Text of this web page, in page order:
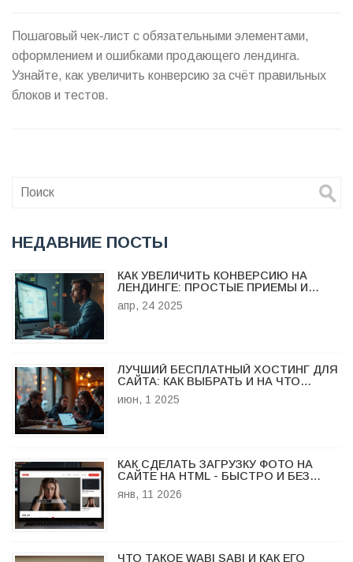
Пошаговый чек‑лист с обязательными элементами,
оформлением и ошибками продающего лендинга.
Узнайте, как увеличить конверсию за счёт правильных
блоков и тестов.
НЕДАВНИЕ ПОСТЫ
КАК УВЕЛИЧИТЬ КОНВЕРСИЮ НА
ЛЕНДИНГЕ: ПРОСТЫЕ ПРИЕМЫ И
БЫСТРЫЕ РЕЗУЛЬТАТЫ
апр, 24 2025
ЛУЧШИЙ БЕСПЛАТНЫЙ ХОСТИНГ ДЛЯ
САЙТА: КАК ВЫБРАТЬ И НА ЧТО
СМОТРЕТЬ
июн, 1 2025
КАК СДЕЛАТЬ ЗАГРУЗКУ ФОТО НА
САЙТЕ НА HTML - БЫСТРО И БЕЗ
ТОРМОЗОВ
янв, 11 2026
ЧТО ТАКОЕ WABI SABI И КАК ЕГО